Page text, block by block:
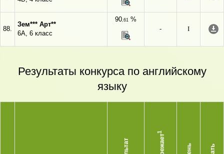
88.
Зем*** Арт**
6А, 6 класс
90,61 %
-
I
Результаты конкурса по английскому
языку
1